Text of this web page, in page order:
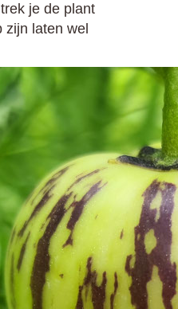
je de plant
zijn laten wel